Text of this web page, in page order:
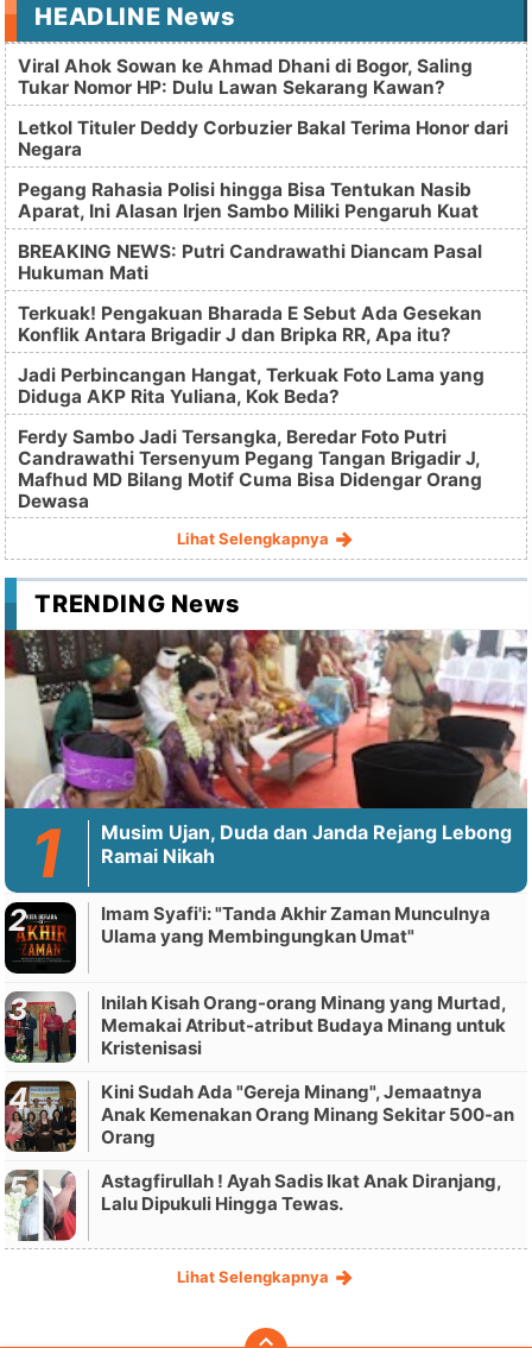
HEADLINE News
Viral Ahok Sowan ke Ahmad Dhani di Bogor, Saling
Tukar Nomor HP: Dulu Lawan Sekarang Kawan?
Letkol Tituler Deddy Corbuzier Bakal Terima Honor dari
Negara
Pegang Rahasia Polisi hingga Bisa Tentukan Nasib
Aparat, Ini Alasan Irjen Sambo Miliki Pengaruh Kuat
BREAKING NEWS: Putri Candrawathi Diancam Pasal
Hukuman Mati
Terkuak! Pengakuan Bharada E Sebut Ada Gesekan
Konflik Antara Brigadir J dan Bripka RR, Apa itu?
Jadi Perbincangan Hangat, Terkuak Foto Lama yang
Diduga AKP Rita Yuliana, Kok Beda?
Ferdy Sambo Jadi Tersangka, Beredar Foto Putri
Candrawathi Tersenyum Pegang Tangan Brigadir J,
Mafhud MD Bilang Motif Cuma Bisa Didengar Orang
Dewasa
Lihat Selengkapnya
TRENDING News
Musim Ujan, Duda dan Janda Rejang Lebong
Ramai Nikah
Imam Syafi'i: "Tanda Akhir Zaman Munculnya
Ulama yang Membingungkan Umat"
Inilah Kisah Orang-orang Minang yang Murtad,
Memakai Atribut-atribut Budaya Minang untuk
Kristenisasi
Kini Sudah Ada "Gereja Minang", Jemaatnya
Anak Kemenakan Orang Minang Sekitar 500-an
Orang
Astagfirullah ! Ayah Sadis Ikat Anak Diranjang,
Lalu Dipukuli Hingga Tewas.
Lihat Selengkapnya